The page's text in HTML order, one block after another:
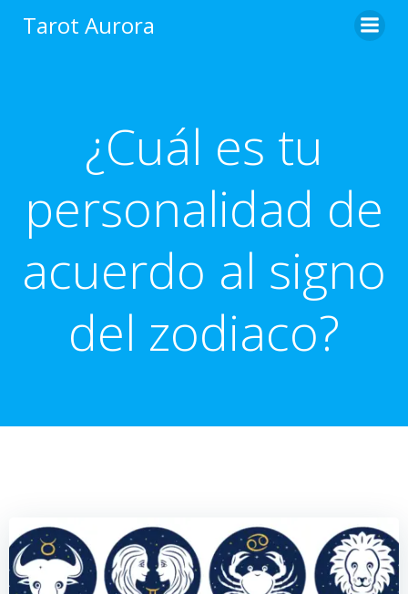
Tarot Aurora
¿Cuál es tu
personalidad de
acuerdo al signo
del zodiaco?